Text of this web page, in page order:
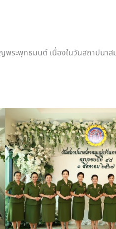
พระพุทธมนต์ เนื่องในวันสถาปนา